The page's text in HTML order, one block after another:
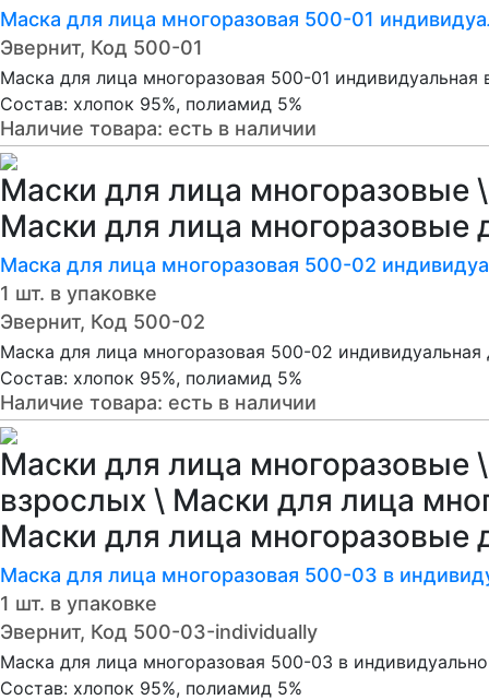
Маска для лица многоразовая 500-01
Эвернит, Код 500-01
Маска для лица многоразовая 500-01 индивидуальная
Состав: хлопок 95%, полиамид 5%
Наличие товара: есть в наличии
Маски для лица многоразовые
Маски для лица многоразовые
Маска для лица многоразовая 500-02
1 шт. в упаковке
Эвернит, Код 500-02
Маска для лица многоразовая 500-02 индивидуальная
Состав: хлопок 95%, полиамид 5%
Наличие товара: есть в наличии
Маски для лица многоразовые
взрослых \ Маски для лица
Маски для лица многоразовые
Маска для лица многоразовая 500-03 в
1 шт. в упаковке
Эвернит, Код 500-03-individually
Маска для лица многоразовая 500-03 в
Состав: хлопок 95%, полиамид 5%